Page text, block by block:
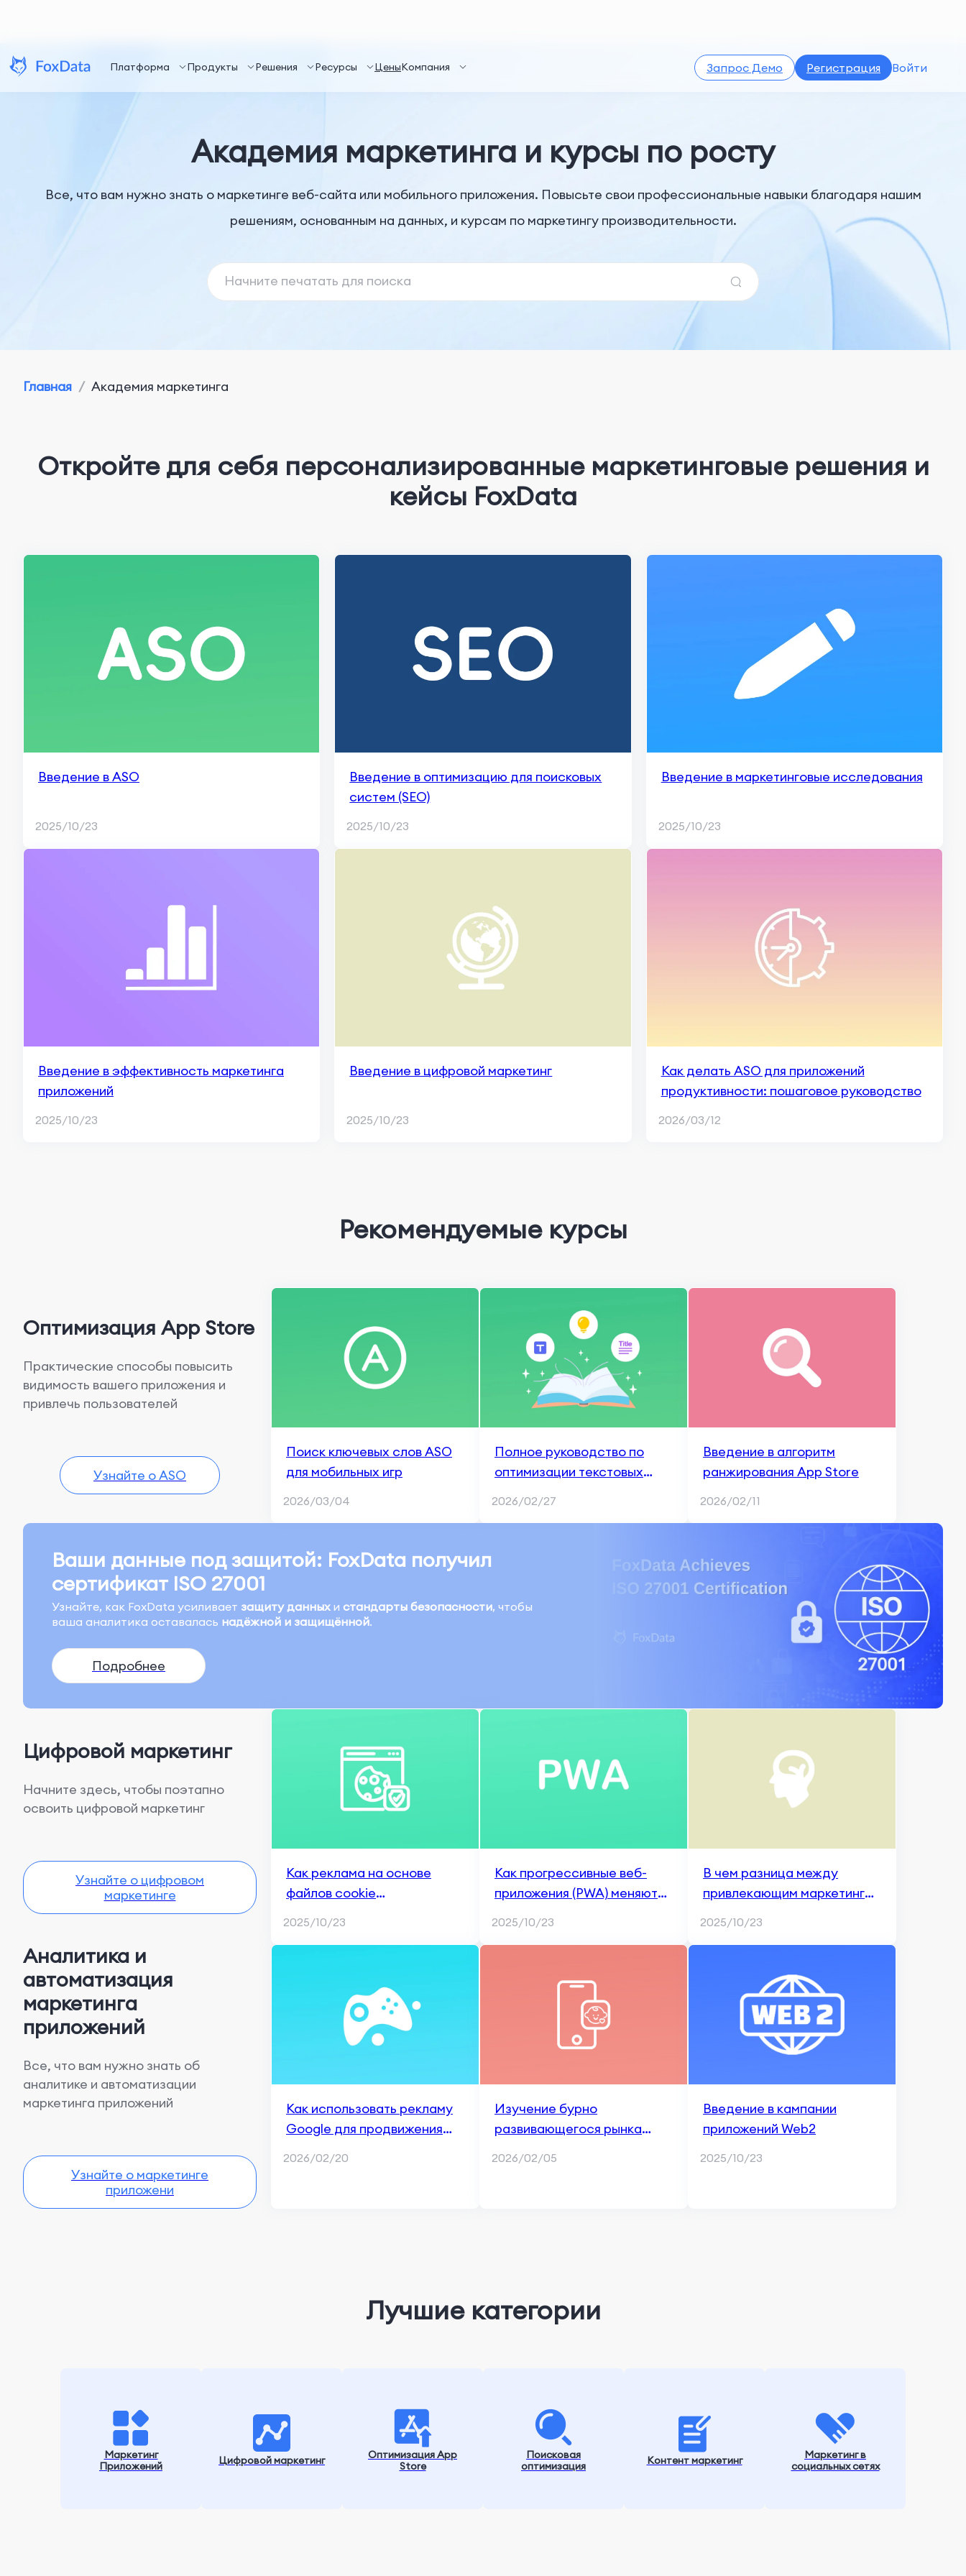
Платформа Продукты Решения Ресурсы ЦеныКомпания Запрос Демо Регистрация Войти
Академия маркетинга и курсы по росту
Все, что вам нужно знать о маркетинге веб-сайта или мобильного приложения. Повысьте свои профессиональные навыки благодаря нашим
решениям, основанным на данных, и курсам по маркетингу производительности.
Главная / Академия маркетинга
Откройте для себя персонализированные маркетинговые решения и
кейсы FoxData
Введение в ASO
2025/10/23
Введение в оптимизацию для поисковых
систем (SEO)
2025/10/23
Введение в маркетинговые исследования
2025/10/23
Введение в эффективность маркетинга
приложений
2025/10/23
Введение в цифровой маркетинг
2025/10/23
Как делать ASO для приложений
продуктивности: пошаговое руководство
2026/03/12
Рекомендуемые курсы
Оптимизация App Store
Практические способы повысить
видимость вашего приложения и
привлечь пользователей
Узнайте о ASO
Поиск ключевых слов ASO
для мобильных игр
2026/03/04
Полное руководство по
оптимизации текстовых
2026/02/27
Введение в алгоритм
ранжирования App Store
2026/02/11
Ваши данные под защитой: FoxData получил
сертификат ISO 27001
Узнайте, как FoxData усиливает защиту данныхи стандарты безопасности, чтобы
ваша аналитика оставалась надёжной и защищённой.
Подробнее
Цифровой маркетинг
Начните здесь, чтобы поэтапно
освоить цифровой маркетинг
Узнайте о цифровом
маркетинге
Как реклама на основе
файлов cookie
сигнала и как к этому
2025/10/23
Как прогрессивные веб-
приложения (PWA) меняют
цифровой опыт
2025/10/23
В чем разница между
привлекающим маркетингом
2025/10/23
Аналитика и
автоматизация
маркетинга
приложений
Все, что вам нужно знать об
аналитике и автоматизации
маркетинга приложений
Узнайте о маркетинге
приложени
Как использовать рекламу
Google для продвижения
2026/02/20
Изучение бурно
развивающегося рынка
тенденции и возможности
2026/02/05
Введение в кампании
приложений Web2
2025/10/23
Лучшие категории
Маркетинг
Приложений
Цифровой маркетинг
Оптимизация App
Store
Поисковая
оптимизация
Контент маркетинг
Маркетинг в
социальных сетях